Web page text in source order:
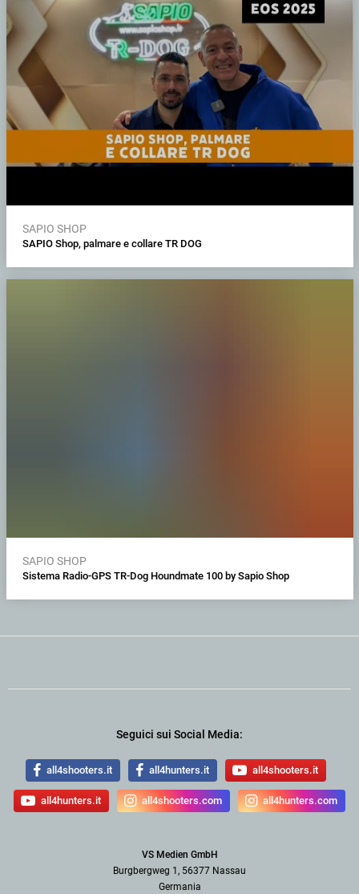
SAPIO SHOP
SAPIO Shop, palmare e collare TR DOG
SAPIO SHOP
Sistema Radio-GPS TR-Dog Houndmate 100 by Sapio Shop
Seguici sui Social Media:
all4shooters.it all4hunters.it all4shooters.it
all4hunters.it all4shooters.com all4hunters.com
VS Medien GmbH
Burgbergweg 1, 56377 Nassau
Germania